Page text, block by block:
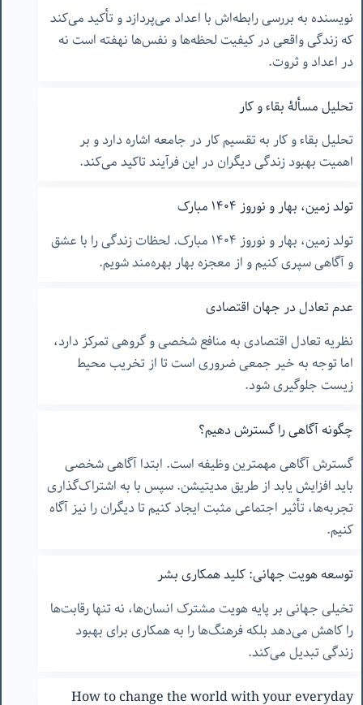
نویسنده به بررسی رابطه‌اش با اعداد می‌پردازد و تأکید می‌کند
که زندگی واقعی در کیفیت لحظه‌ها و نفس‌ها نهفته است نه
در اعداد و ثروت.
تحلیل مسألۀ بقاء و کار
تحلیل بقاء و کار به تقسیم کار در جامعه اشاره دارد و بر
اهمیت بهبود زندگی دیگران در این فرآیند تاکید می‌کند.
تولد زمین، بهار و نوروز ۱۴۰۴ مبارک
تولد زمین، بهار و نوروز ۱۴۰۴ مبارک. لحظات زندگی را با عشق
و آگاهی سپری کنیم و از معجزه بهار بهره‌مند شویم.
عدم تعادل در جهان اقتصادی
نظریه تعادل اقتصادی به منافع شخصی و گروهی تمركز دارد،
اما توجه به خیر جمعی ضروری است تا از تخریب محیط
زیست جلوگیری شود.
چگونه آگاهی را گسترش دهیم؟
گسترش آگاهی مهمترین وظیفه است. ابتدا آگاهی شخصی
باید افزایش یابد از طریق مدیتیشن. سپس با به اشتراک‌گذاری
تجربه‌ها، تأثیر اجتماعی مثبت ایجاد کنیم تا دیگران را نیز آگاه
کنیم.
توسعه هویت جهانی: کلید همکاری بشر
تخیلی جهانی بر پایه هویت مشترک انسان‌ها، نه تنها رقابت‌ها
را کاهش می‌دهد بلکه فرهنگ‌ها را به همکاری برای بهبود
زندگی تبدیل می‌کند.
How to change the world with your everyday